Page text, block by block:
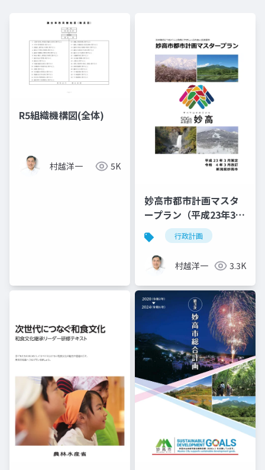
R5組織機構図(全体)
村越洋一 5K
妙高市都市計画マスタ
ープラン（平成23年3月
- 令和4年3月改訂）
行政計画
村越洋一 3.3K